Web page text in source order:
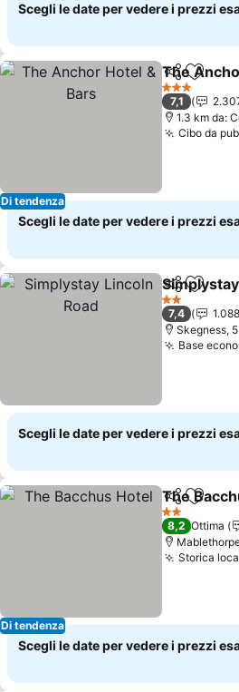
Scegli le date per vedere i prezzi
Di tendenza
Condividi
The
3 Stelle
7,1
1.3 km da:
Cibo da
Scegli le date per vedere i prezzi
Condividi
2 Stelle
7,4
Skegness,
Base
Scegli le date per vedere i prezzi
Di tendenza
Condividi
The
2 Stelle
8,2 Ottima
Storica
Scegli le date per vedere i prezzi